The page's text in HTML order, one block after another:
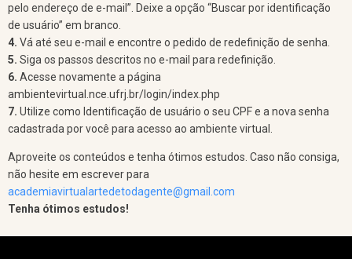
pelo endereço de e-mail”. Deixe a opção “Buscar por identificação
de usuário” em branco.
4. Vá até seu e-mail e encontre o pedido de redefinição de senha.
5. Siga os passos descritos no e-mail para redefinição.
6. Acesse novamente a página
ambientevirtual.nce.ufrj.br/login/index.php
7. Utilize como Identificação de usuário o seu CPF e a nova senha
cadastrada por você para acesso ao ambiente virtual.
Aproveite os conteúdos e tenha ótimos estudos. Caso não consiga,
não hesite em escrever para
academiavirtualartedetodagente@gmail.com
Tenha ótimos estudos!